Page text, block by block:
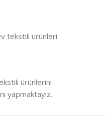
tekstili ürünleri
ürünlerini
yapmaktayız.